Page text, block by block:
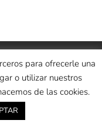
Pago seguro
para ofrecerle una
o utilizar nuestros
de las cookies.